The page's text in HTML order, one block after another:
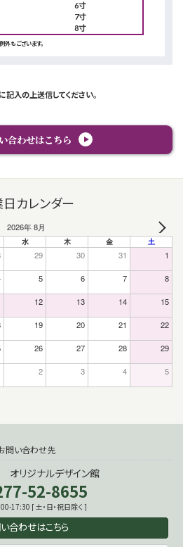
6寸
7寸
8寸
外もございます。
入の上送信してください。
合わせはこちら
カレンダー
2026年 8月
水 木 金 土
29 30 31 1
5 6 7 8
12 13 14 15
19 20 21 22
26 27 28 29
2 3 4 5
問い合わせ先
オリジナルデザイン館
52-8655
17:30 [ 土・日・祝日除く ]
合わせはこちら